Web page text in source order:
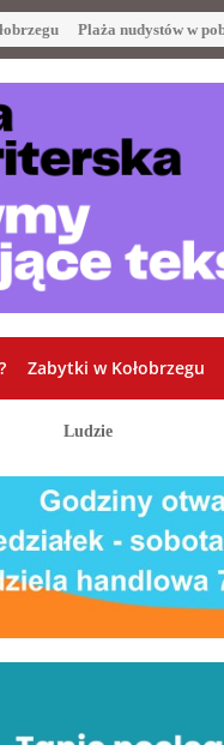
Plaża nudystów w
Zabytki w Kołobrzegu
Ludzie